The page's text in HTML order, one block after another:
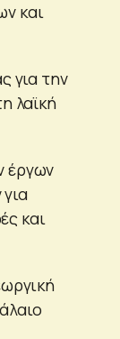
και
για την
λαϊκή
έργων
και